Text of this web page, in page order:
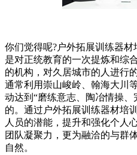
你们觉得呢?户外拓展训练器
是对正统教育的一次提炼和综
的机构，对久居城市的人进行
通常利用崇山峻岭、翰海大川
动达到“磨练意志、陶冶情操、
的。通过户外拓展训练器材培
人员的潜能，提升和强化个人
团队凝聚力，更为融洽的与群
自然。